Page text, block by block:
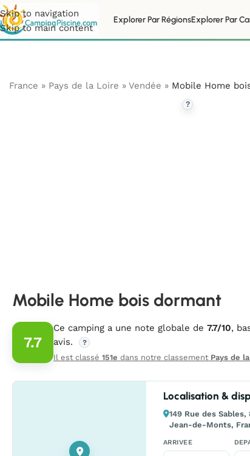
Skip to navigation
Skip to main content
Explorer Par RégionsExplorer Par
France » Pays de la Loire » Vendée » Mobile Home
?
Mobile Home bois dormant
7.7
Ce camping a une note globale de 7.7/10,
avis.
?
Il est classé 151e dans notre classement Pays de
Localisation &
149 Rue des Sables,
Jean-de-Monts,
ARRIVEE